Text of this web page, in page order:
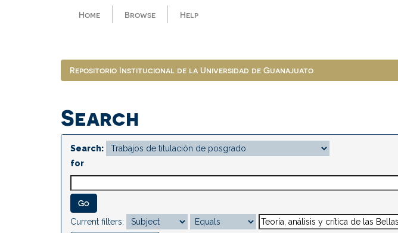
Home Browse Help
Repositorio Institucional de la Universidad de Guanajuato
Search
Search:
for
Current filters: